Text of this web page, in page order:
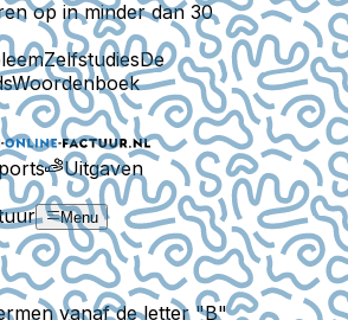
op in minder dan 30
ZelfstudiesDe
Woordenboek
Uitgaven
Menu
vanaf de letter "B"